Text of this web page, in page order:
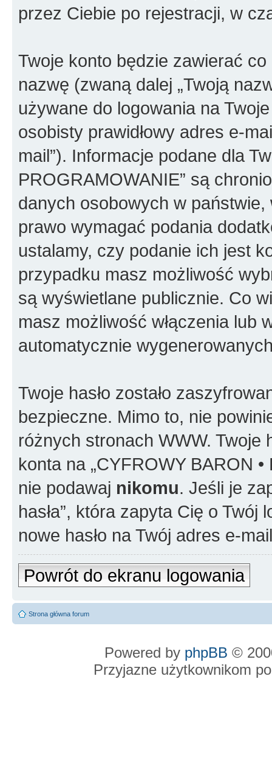
przez Ciebie po rejestracji, w
Twoje konto będzie zawierać
nazwę (zwaną dalej „Twoją
używane do logowania na
osobisty prawidłowy adres e-
mail”). Informacje podane dla
PROGRAMOWANIE” są
danych osobowych w
prawo wymagać podania
ustalamy, czy podanie ich jest
przypadku masz możliwość
są wyświetlane publicznie. Co
masz możliwość włączenia lub
automatycznie
Twoje hasło zostało
bezpieczne. Mimo to, nie
różnych stronach WWW. Twoje
konta na „CYFROWY BARON
nie podawaj nikomu. Jeśli je
hasła”, która zapyta Cię o
nowe hasło na Twój adres e-
Powrót do ekranu logowania
Strona główna forum
Powered by phpBB ©
Przyjazne użytkownikom